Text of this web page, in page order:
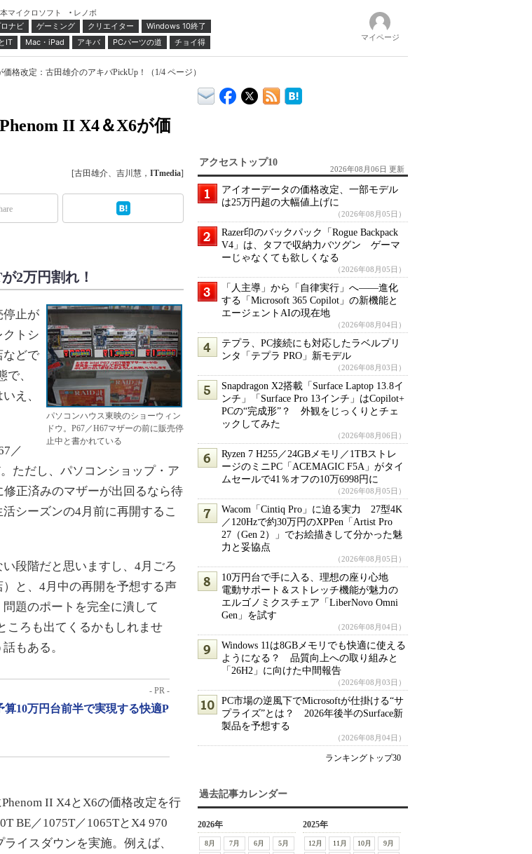
マイクロソフト
レノボ
ナビ ゲーミング クリエイター
Windows 10終了
IT Mac・iPad アキバ PCパーツの道 チョイ得 マイページ
格改定：古田雄介のアキバPickUp！（1/4 ページ）
II X4＆X6が価
[古田雄介、吉川慧， ITmedia]
2万円割れ！
パソコンハウス東映のショーウィン
ドウ。P67／H67マザーの前に販売停
止中と書かれている
停止が
クトシ
などで
、
え、
／
ただし、パソコンショップ・ア
正済みのマザーが出回るなら待
シーズンの4月前に再開するこ
段階だと思いますし、4月ごろ
と、4月中の再開を予想する声
題のポートを完全に潰して
ころも出てくるかもしれませ
もある。
- PR -
算10万円台前半で実現する快適P
II X4とX6の価格改定を行
BE／1075T／1065TとX4 970
イスダウンを実施。例えば、
アクセストップ10
2026年08月06日 更新
アイオーデータの価格改定、一部モデル
は25万円超の大幅値上げに
（2026年08月05日）
Razer印のバックパック「Rogue Backpack
V4」は、タフで収納力バツグン ゲーマ
ーじゃなくても欲しくなる
（2026年08月05日）
「人主導」から「自律実行」へ――進化
する「Microsoft 365 Copilot」の新機能と
エージェントAIの現在地
（2026年08月04日）
テプラ、PC接続にも対応したラベルプリ
ンタ「テプラ PRO」新モデル
（2026年08月03日）
Snapdragon X2搭載「Surface Laptop 13.8イ
ンチ」「Surface Pro 13インチ」はCopilot+
PCの“完成形”？ 外観をじっくりとチェ
ックしてみた
（2026年08月06日）
Ryzen 7 H255／24GBメモリ／1TBストレ
ージのミニPC「ACEMAGIC F5A」がタイ
ムセールで41％オフの10万6998円に
（2026年08月05日）
Wacom「Cintiq Pro」に迫る実力 27型4K
／120Hzで約30万円のXPPen「Artist Pro
27（Gen 2）」でお絵描きして分かった魅
力と妥協点
（2026年08月05日）
10万円台で手に入る、理想の座り心地
電動サポート＆ストレッチ機能が魅力の
エルゴノミクスチェア「LiberNovo Omni
Gen」を試す
（2026年08月04日）
Windows 11は8GBメモリでも快適に使える
ようになる？ 品質向上への取り組みと
「26H2」に向けた中間報告
（2026年08月03日）
PC市場の逆風下でMicrosoftが仕掛ける“サ
プライズ”とは？ 2026年後半のSurface新
製品を予想する
（2026年08月04日）
ランキングトップ30
過去記事カレンダー
2026年
8月 7月 6月
5月
2025年
12月 11月 10月
9月